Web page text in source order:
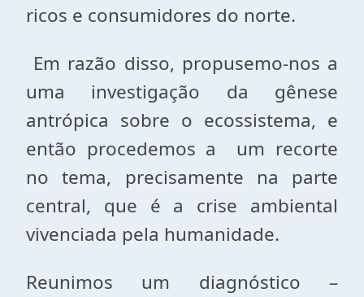
ricos e consumidores do norte.
Em razão disso, propusemo-nos a
uma investigação da gênese
antrópica sobre o ecossistema, e
então procedemos a um recorte
no tema, precisamente na parte
central, que é a crise ambiental
vivenciada pela humanidade.
Reunimos um diagnóstico –